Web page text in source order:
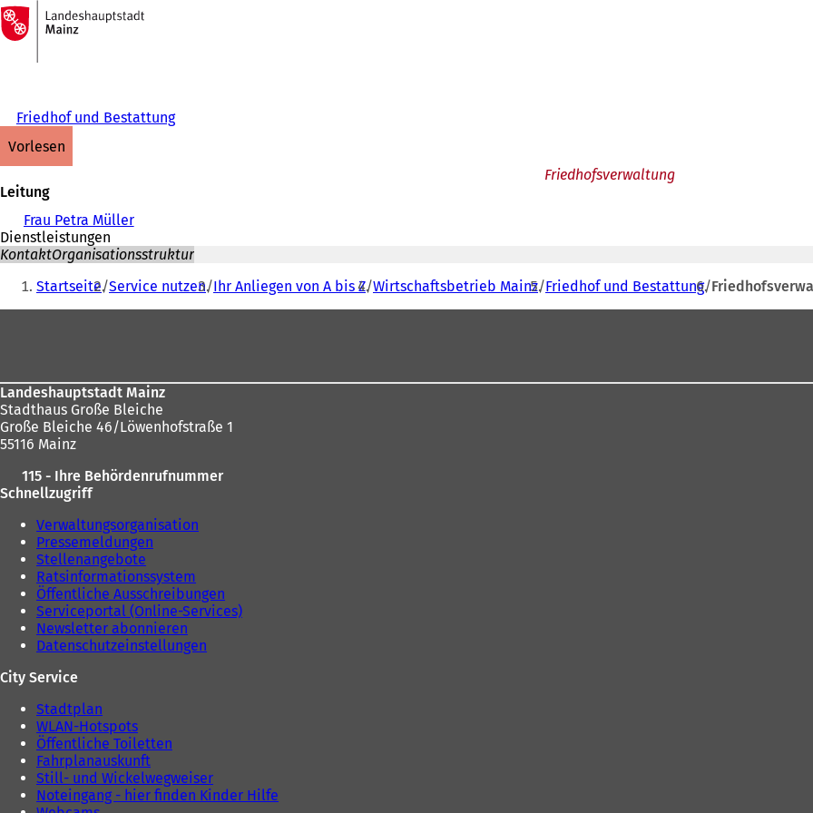
Inhalt anspringen
Zur
Startseite
Friedhof und Bestattung
vorlesen
Friedhofsverwaltung
Leitung
Frau Petra Müller
Dienstleistungen
KontaktOrganisationsstruktur
Sie
befinden
Startseite Service nutzen Ihr Anliegen von A bis Z Wirtschaftsbetrieb Mainz Friedhof und Bestattung
Landeshauptstadt Mainz
Stadthaus Große Bleiche
Große Bleiche 46/Löwenhofstraße 1
55116 Mainz
115 - Ihre Behördenrufnummer
Schnellzugriff
Verwaltungsorganisation
Pressemeldungen
Stellenangebote
Ratsinformationssystem
Öffentliche Ausschreibungen
Serviceportal (Online-Services)
Newsletter abonnieren
Datenschutzeinstellungen
City Service
Stadtplan
WLAN-Hotspots
Öffentliche Toiletten
Fahrplanauskunft
Still- und Wickelwegweiser
Noteingang - hier finden Kinder Hilfe